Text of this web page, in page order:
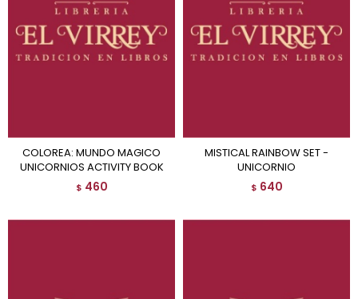
COLOREA: MUNDO MAGICO
UNICORNIOS ACTIVITY BOOK
$ 460
MISTICAL RAINBOW SET -
UNICORNIO
$ 640